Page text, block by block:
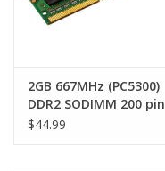
2GB 667MHz (PC5300)
DDR2 SODIMM 200 pin
RAM module
$44.99